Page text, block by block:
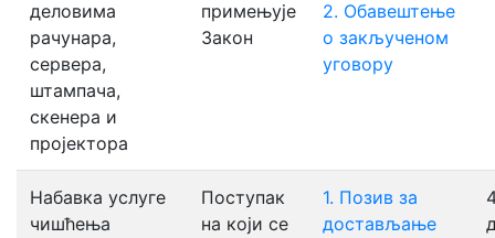
деловима
рачунара,
сервера,
штампача,
скенера и
пројектора
примењује
Закон
2. Обавештење
о закљученом
уговору
Набавка услуге
чишћења
Поступак
на који се
1. Позив за
достављање